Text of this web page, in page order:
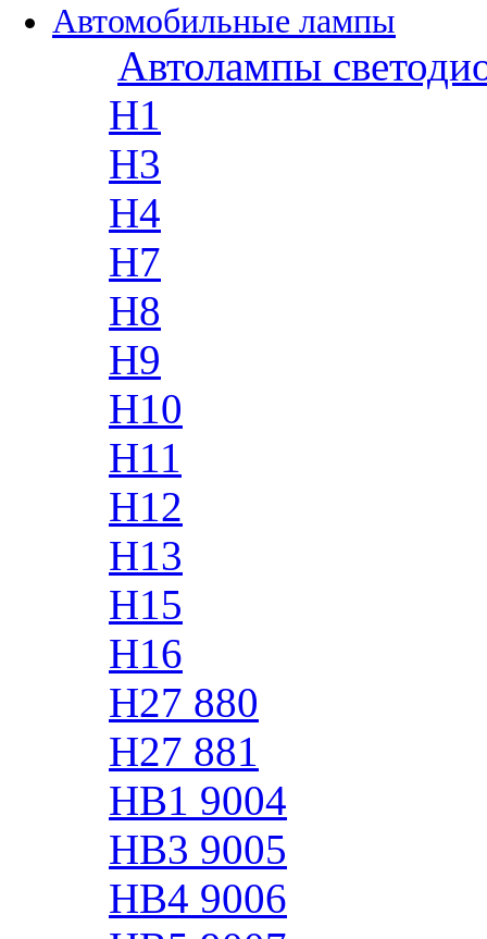
Автомобильные лампы
Автолампы
H1
H3
H4
H7
H8
H9
H10
H11
H12
H13
H15
H16
H27 880
H27 881
HB1 9004
HB3 9005
HB4 9006